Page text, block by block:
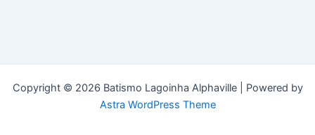
Copyright © 2026 Batismo Lagoinha Alphaville | Powered by
Astra WordPress Theme